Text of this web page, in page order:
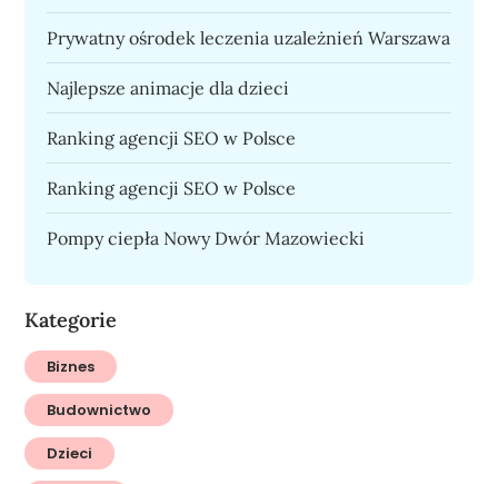
Prywatny ośrodek leczenia uzależnień Warszawa
Najlepsze animacje dla dzieci
Ranking agencji SEO w Polsce
Ranking agencji SEO w Polsce
Pompy ciepła Nowy Dwór Mazowiecki
Kategorie
Biznes
Budownictwo
Dzieci